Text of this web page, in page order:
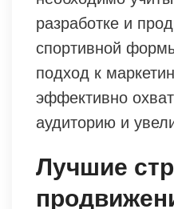
разработке и
спортивной
подход к
эффективно
аудиторию и
Лучшие